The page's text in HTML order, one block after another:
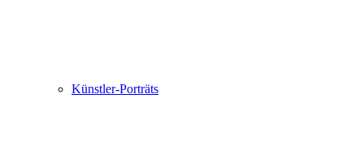
Künstler-Porträts